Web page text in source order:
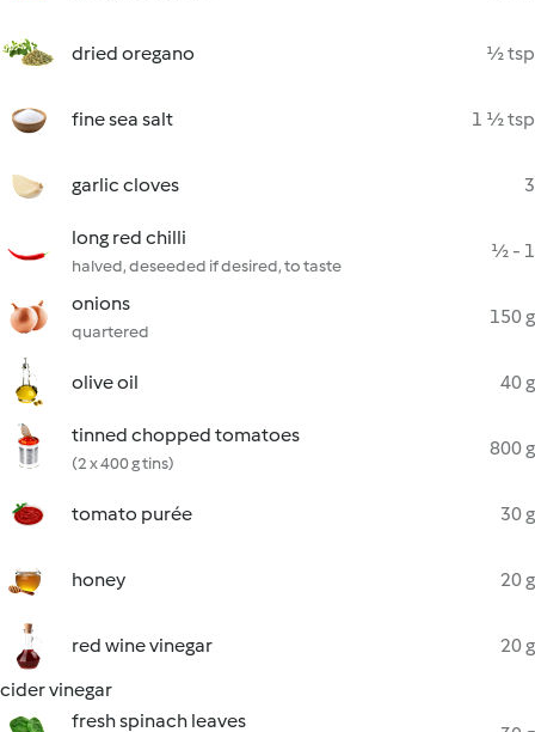
dried oregano ½ tsp
fine sea salt 1 ½ tsp
garlic cloves 3
long red chilli
halved, deseeded if desired, to taste
½ - 1
onions
quartered
150 g
olive oil 40 g
tinned chopped tomatoes
(2 x 400 g tins)
800 g
tomato purée 30 g
honey 20 g
red wine vinegar
20 g
cider vinegar
fresh spinach leaves